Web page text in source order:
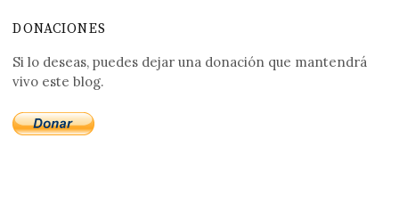
DONACIONES
Si lo deseas, puedes dejar una donación que mantendrá
vivo este blog.